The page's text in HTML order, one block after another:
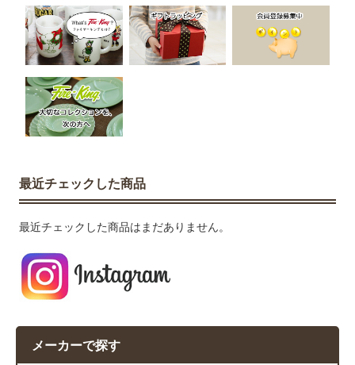
最近チェックした商品
最近チェックした商品はまだありません。
メーカーで探す